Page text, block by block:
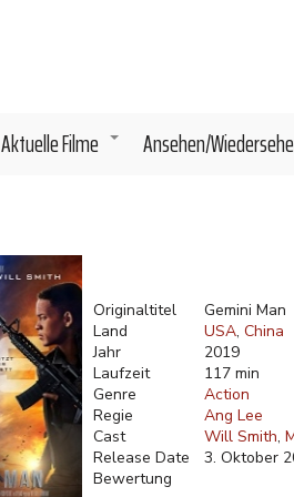
+
Aktuelle Filme Ansehen/
Originaltitel
Gemini Man
Land
USA China
Jahr
2019
Laufzeit
117 min
Genre
Action
Regie
Ang Lee
Cast
Will Smith
Release Date
3. Oktober
Bewertung